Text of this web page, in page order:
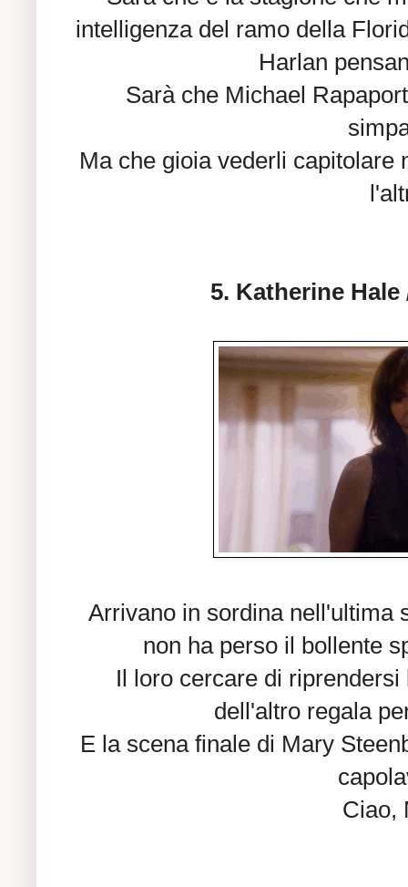
intelligenza del ramo della
Harlan
Sarà che Michael
Ma che gioia vederli capitolare
5. Katherine
Arrivano in sordina nell'ultima
non ha perso il bollente
Il loro cercare di
dell'altro regala
E la scena finale di Mary
Ciao,